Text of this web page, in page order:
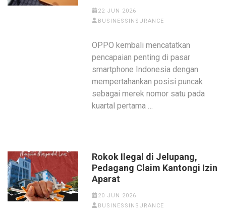
22 JUN 2026
BUSINESSINSURANCE
OPPO kembali mencatatkan
pencapaian penting di pasar
smartphone Indonesia dengan
mempertahankan posisi puncak
sebagai merek nomor satu pada
kuartal pertama …
Rokok Ilegal di Jelupang,
Pedagang Claim Kantongi Izin
Aparat
20 JUN 2026
BUSINESSINSURANCE